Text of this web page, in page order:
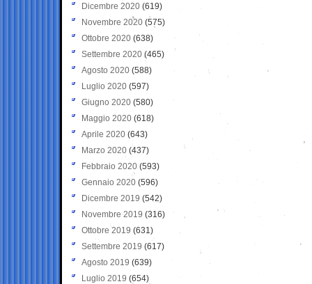
Dicembre 2020 (619)
Novembre 2020 (575)
Ottobre 2020 (638)
Settembre 2020(465)
Agosto 2020 (588)
Luglio 2020 (597)
Giugno 2020 (580)
Maggio 2020 (618)
Aprile 2020 (643)
Marzo 2020 (437)
Febbraio 2020 (593)
Gennaio 2020 (596)
Dicembre 2019 (542)
Novembre 2019 (316)
Ottobre 2019 (631)
Settembre 2019 (617)
Agosto 2019 (639)
Luglio 2019 (654)